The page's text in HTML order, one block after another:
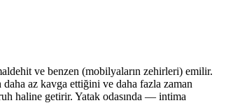
ve benzen (mobilyaların zehirleri) emilir.
az kavga ettiğini ve daha fazla zaman
haline getirir. Yatak odasında — intima